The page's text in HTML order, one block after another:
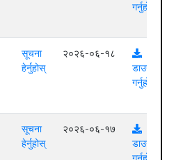
गर्नुहोस्
सूचना
हेर्नुहोस्
२०२६-०६-१८
डाउनलोड
गर्नुहोस्
सूचना
हेर्नुहोस्
२०२६-०६-१७
डाउनलोड